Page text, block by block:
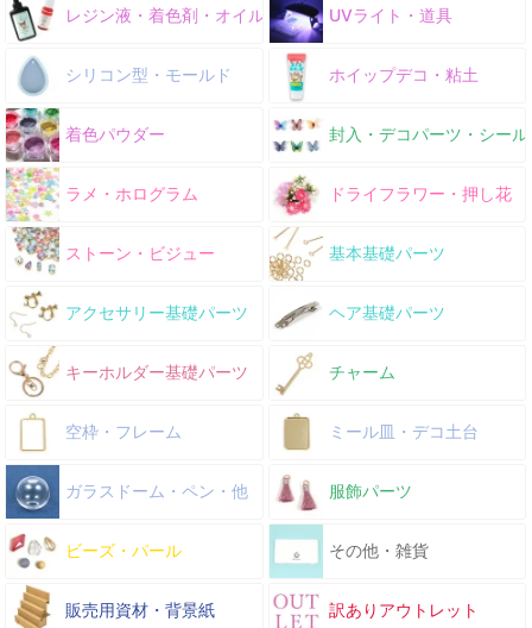
レジン液・着色剤・オイル UVライト・道具
シリコン型・モールド ホイップデコ・粘土
着色パウダー 封入・デコパーツ・シール
ラメ・ホログラム ドライフラワー・押し花
ストーン・ビジュー 基本基礎パーツ
アクセサリー基礎パーツ ヘア基礎パーツ
キーホルダー基礎パーツ チャーム
空枠・フレーム ミール皿・デコ土台
ガラスドーム・ペン・他 服飾パーツ
ビーズ・パール その他・雑貨
販売用資材・背景紙 訳ありアウトレット